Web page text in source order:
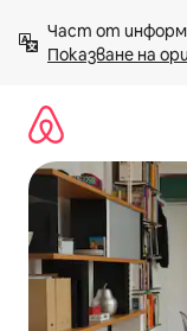
към
съдържанието
Показване на